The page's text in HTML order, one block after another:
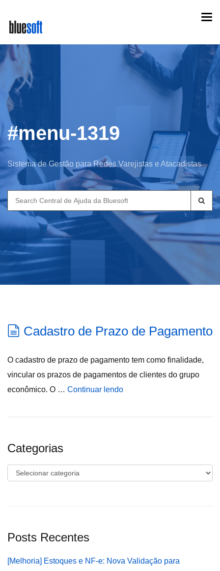
main
content
#menu-1319
Sistema de Gestão para Redes Varejistas e Atacadistas
Search
for:
Cadastro de Prazo de Pagamento
O cadastro de prazo de pagamento tem como finalidade,
vincular os prazos de pagamentos de clientes do grupo
econômico. O … Continuar lendo
Categorias
Categorias
Posts Recentes
[Melhoria] Estoques e NF-e: Nova Validação para